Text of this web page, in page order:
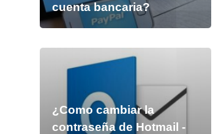
cuenta bancaria?
¿Como cambiar la
contraseña de Hotmail -